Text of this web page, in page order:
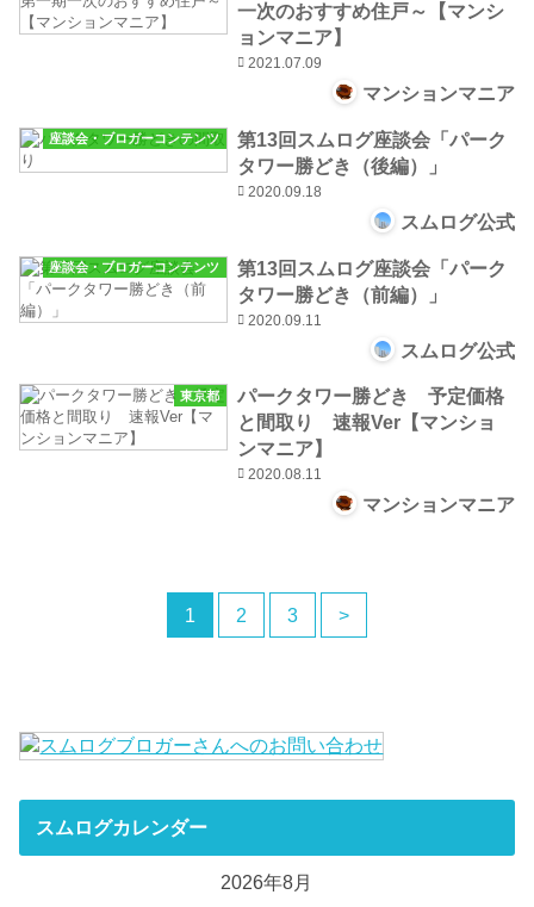
一次のおすすめ住戸～【マンシ
ョンマニア】
2021.07.09
マンションマニア
座談会・ブロガーコンテンツ
第13回スムログ座談会「パーク
タワー勝どき（後編）」
2020.09.18
スムログ公式
座談会・ブロガーコンテンツ
第13回スムログ座談会「パーク
タワー勝どき（前編）」
2020.09.11
スムログ公式
東京都
パークタワー勝どき 予定価格
と間取り 速報Ver【マンショ
ンマニア】
2020.08.11
マンションマニア
1 2 3 >
スムログカレンダー
2026年8月